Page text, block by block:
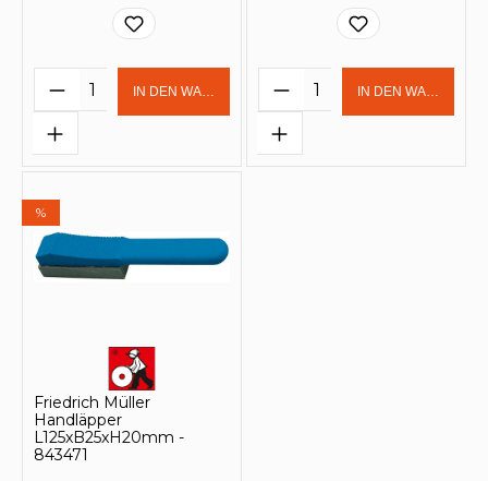
Produkt Anzahl: Gib den
IN DEN WARENKORB Produkt Anzahl:
IN DEN
%
Friedrich Müller
Handläpper
L125xB25xH20mm -
843471